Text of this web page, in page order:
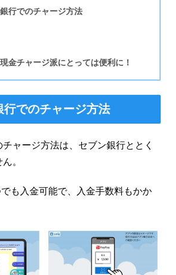
行でのチャージ方法
金チャージ派にとっては便利に！
行でのチャージ方法
ャージ方法は、セブン銀行ととく
。
も入金可能で、入金手数料もかか